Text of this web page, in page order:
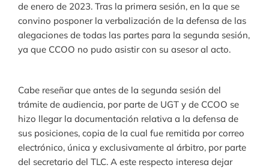
de enero de 2023. Tras la primera sesión, en la que se
convino posponer la verbalización de la defensa de las
alegaciones de todas las partes para la segunda sesión,
ya que CCOO no pudo asistir con su asesor al acto.
Cabe reseñar que antes de la segunda sesión del
trámite de audiencia, por parte de UGT y de CCOO se
hizo llegar la documentación relativa a la defensa de
sus posiciones, copia de la cual fue remitida por correo
electrónico, única y exclusivamente al árbitro, por parte
del secretario del TLC. A este respecto interesa dejar